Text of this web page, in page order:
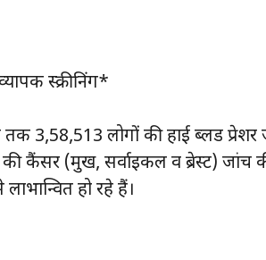
स्क्रीनिंग*
तक 3,58,513 लोगों की हाई ब्लड
कैंसर (मुख, सर्वाइकल व ब्रेस्ट) जांच
हो रहे हैं।